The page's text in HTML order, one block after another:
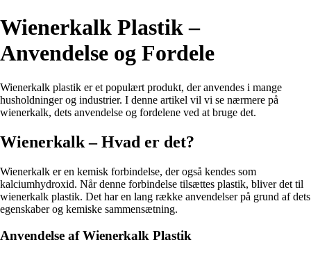
Wienerkalk Plastik –
Anvendelse og Fordele
Wienerkalk plastik er et populært produkt, der anvendes i mange
husholdninger og industrier. I denne artikel vil vi se nærmere på
wienerkalk, dets anvendelse og fordelene ved at bruge det.
Wienerkalk – Hvad er det?
Wienerkalk er en kemisk forbindelse, der også kendes som
kalciumhydroxid. Når denne forbindelse tilsættes plastik, bliver det til
wienerkalk plastik. Det har en lang række anvendelser på grund af dets
egenskaber og kemiske sammensætning.
Anvendelse af Wienerkalk Plastik